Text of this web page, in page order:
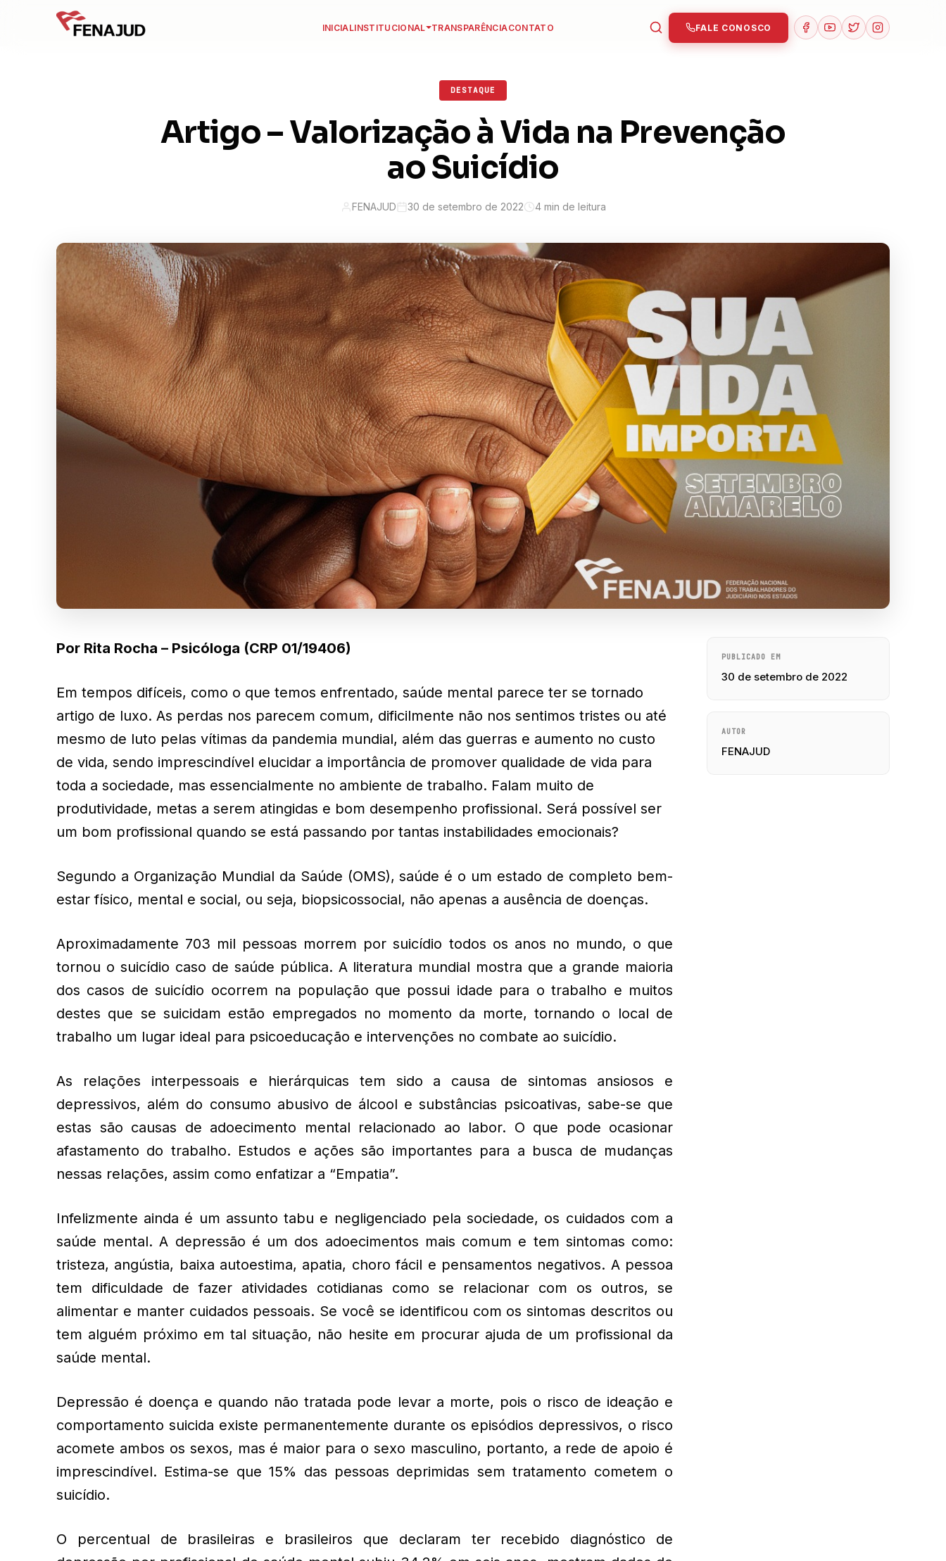
INICIALINSTITUCIONAL TRANSPARÊNCIACONTATO FALE CONOSCO
DESTAQUE
Artigo – Valorização à Vida na Prevenção
ao Suicídio
FENAJUD 30 de setembro de 2022 4 min de leitura
Por Rita Rocha – Psicóloga (CRP 01/19406)
Em tempos difíceis, como o que temos enfrentado, saúde mental parece ter se tornado
artigo de luxo. As perdas nos parecem comum, dificilmente não nos sentimos tristes ou até
mesmo de luto pelas vítimas da pandemia mundial, além das guerras e aumento no custo
de vida, sendo imprescindível elucidar a importância de promover qualidade de vida para
toda a sociedade, mas essencialmente no ambiente de trabalho. Falam muito de
produtividade, metas a serem atingidas e bom desempenho profissional. Será possível ser
um bom profissional quando se está passando por tantas instabilidades emocionais?
Segundo a Organização Mundial da Saúde (OMS), saúde é o um estado de completo bem-
estar físico, mental e social, ou seja, biopsicossocial, não apenas a ausência de doenças.
Aproximadamente 703 mil pessoas morrem por suicídio todos os anos no mundo, o que
tornou o suicídio caso de saúde pública. A literatura mundial mostra que a grande maioria
dos casos de suicídio ocorrem na população que possui idade para o trabalho e muitos
destes que se suicidam estão empregados no momento da morte, tornando o local de
trabalho um lugar ideal para psicoeducação e intervenções no combate ao suicídio.
As relações interpessoais e hierárquicas tem sido a causa de sintomas ansiosos e
depressivos, além do consumo abusivo de álcool e substâncias psicoativas, sabe-se que
estas são causas de adoecimento mental relacionado ao labor. O que pode ocasionar
afastamento do trabalho. Estudos e ações são importantes para a busca de mudanças
nessas relações, assim como enfatizar a “Empatia”.
Infelizmente ainda é um assunto tabu e negligenciado pela sociedade, os cuidados com a
saúde mental. A depressão é um dos adoecimentos mais comum e tem sintomas como:
tristeza, angústia, baixa autoestima, apatia, choro fácil e pensamentos negativos. A pessoa
tem dificuldade de fazer atividades cotidianas como se relacionar com os outros, se
alimentar e manter cuidados pessoais. Se você se identificou com os sintomas descritos ou
tem alguém próximo em tal situação, não hesite em procurar ajuda de um profissional da
saúde mental.
Depressão é doença e quando não tratada pode levar a morte, pois o risco de ideação e
comportamento suicida existe permanentemente durante os episódios depressivos, o risco
acomete ambos os sexos, mas é maior para o sexo masculino, portanto, a rede de apoio é
imprescindível. Estima-se que 15% das pessoas deprimidas sem tratamento cometem o
suicídio.
O percentual de brasileiras e brasileiros que declaram ter recebido diagnóstico de
PUBLICADO EM
30 de setembro de 2022
AUTOR
FENAJUD